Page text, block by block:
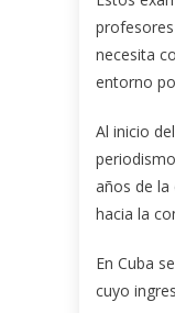
necesita
entorno
Al inicio
años de
hacia la
En Cuba
cuyo